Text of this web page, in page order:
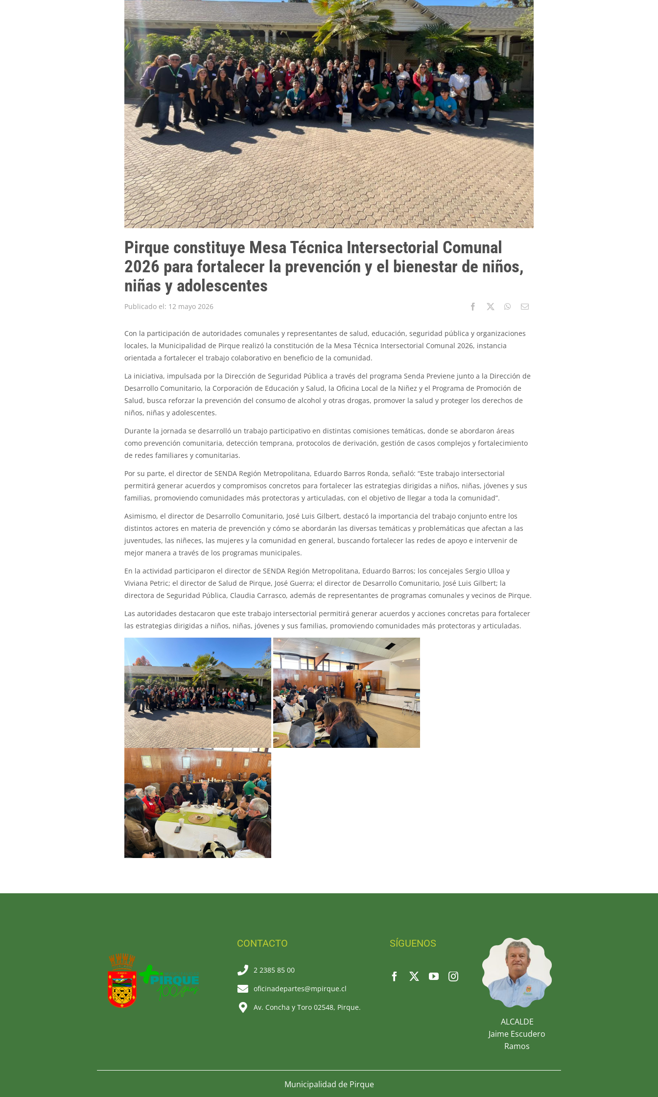
Pirque constituye Mesa Técnica Intersectorial Comunal
2026 para fortalecer la prevención y el bienestar de niños,
niñas y adolescentes
Publicado el: 12 mayo 2026
Con la participación de autoridades comunales y representantes de salud, educación, seguridad pública y organizaciones
locales, la Municipalidad de Pirque realizó la constitución de la Mesa Técnica Intersectorial Comunal 2026, instancia
orientada a fortalecer el trabajo colaborativo en beneficio de la comunidad.
La iniciativa, impulsada por la Dirección de Seguridad Pública a través del programa Senda Previene junto a la Dirección de
Desarrollo Comunitario, la Corporación de Educación y Salud, la Oficina Local de la Niñez y el Programa de Promoción de
Salud, busca reforzar la prevención del consumo de alcohol y otras drogas, promover la salud y proteger los derechos de
niños, niñas y adolescentes.
Durante la jornada se desarrolló un trabajo participativo en distintas comisiones temáticas, donde se abordaron áreas
como prevención comunitaria, detección temprana, protocolos de derivación, gestión de casos complejos y fortalecimiento
de redes familiares y comunitarias.
Por su parte, el director de SENDA Región Metropolitana, Eduardo Barros Ronda, señaló: “Este trabajo intersectorial
permitirá generar acuerdos y compromisos concretos para fortalecer las estrategias dirigidas a niños, niñas, jóvenes y sus
familias, promoviendo comunidades más protectoras y articuladas, con el objetivo de llegar a toda la comunidad”.
Asimismo, el director de Desarrollo Comunitario, José Luis Gilbert, destacó la importancia del trabajo conjunto entre los
distintos actores en materia de prevención y cómo se abordarán las diversas temáticas y problemáticas que afectan a las
juventudes, las niñeces, las mujeres y la comunidad en general, buscando fortalecer las redes de apoyo e intervenir de
mejor manera a través de los programas municipales.
En la actividad participaron el director de SENDA Región Metropolitana, Eduardo Barros; los concejales Sergio Ulloa y
Viviana Petric; el director de Salud de Pirque, José Guerra; el director de Desarrollo Comunitario, José Luis Gilbert; la
directora de Seguridad Pública, Claudia Carrasco, además de representantes de programas comunales y vecinos de Pirque.
Las autoridades destacaron que este trabajo intersectorial permitirá generar acuerdos y acciones concretas para fortalecer
las estrategias dirigidas a niños, niñas, jóvenes y sus familias, promoviendo comunidades más protectoras y articuladas.
CONTACTO
2 2385 85 00
oficinadepartes@mpirque.cl
Av. Concha y Toro 02548, Pirque.
SÍGUENOS
ALCALDE
Jaime Escudero
Ramos
Municipalidad de Pirque